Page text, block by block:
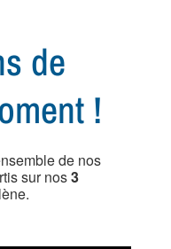
de
!
de nos
sur nos3